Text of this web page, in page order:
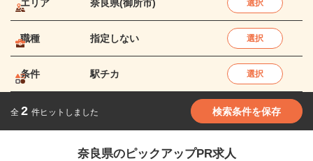
エリア 奈良県(御所市) 選択
職種 指定しない 選択
条件 駅チカ 選択
全 2 件ヒットしました 検索条件を保存
奈良県のピックアップPR求人